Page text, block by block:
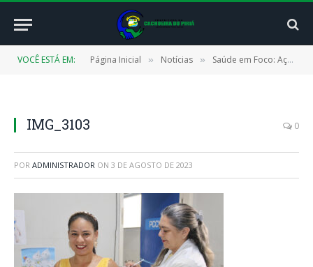
VOCÊ ESTÁ EM: Página Inicial » Notícias » Saúde em Foco: Ação Alusiva ao Julho Amarelo e a Prevenção das Hepatites Virais
IMG_3103 0
POR ADMINISTRADOR ON 3 DE AGOSTO DE 2023